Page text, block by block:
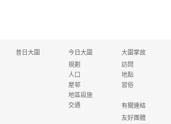
昔日大圍
今日大圍
規劃
人口
屋邨
地區設施
交通
大圍掌故
訪問
地點
習俗
有關連結
友好團體